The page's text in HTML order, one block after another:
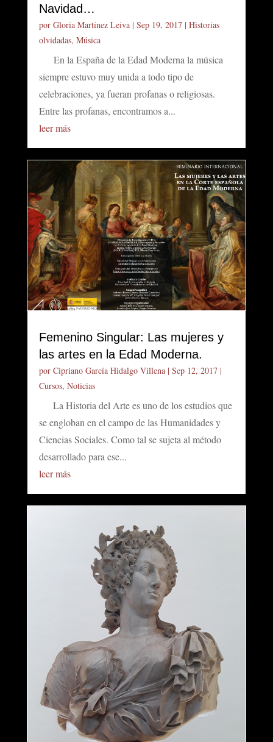
Navidad…
por Gloria Martínez Leiva| Sep 19, 2017| Historias
olvidadas, Música
En la España de la Edad Moderna la música
siempre estuvo muy unida a todo tipo de
celebraciones, ya fueran profanas o religiosas.
Entre las profanas, encontramos a...
leer más
Femenino Singular: Las mujeres y
las artes en la Edad Moderna.
por Cipriano García Hidalgo Villena| Sep 12, 2017|
Cursos, Noticias
La Historia del Arte es uno de los estudios que
se engloban en el campo de las Humanidades y
Ciencias Sociales. Como tal se sujeta al método
desarrollado para ese...
leer más